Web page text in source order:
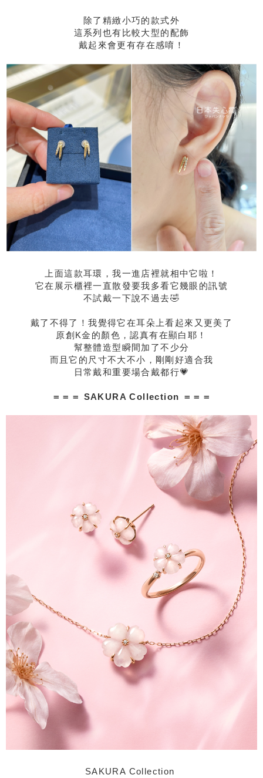
除了精緻小巧的款式外
這系列也有比較大型的配飾
戴起來會更有存在感唷！
上面這款耳環，我一進店裡就相中它啦！
它在展示櫃裡一直散發要我多看它幾眼的訊號
不試戴一下說不過去🤣
戴了不得了！我覺得它在耳朵上看起來又更美了
原創K金的顏色，認真有在顯白耶！
幫整體造型瞬間加了不少分
而且它的尺寸不大不小，剛剛好適合我
日常戴和重要場合戴都行💗
＝＝＝ SAKURA Collection ＝＝＝
SAKURA Collection